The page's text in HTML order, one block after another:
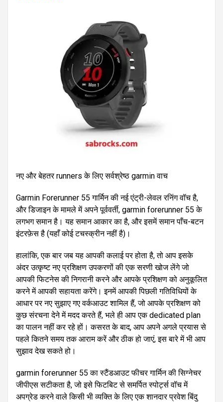
नए और बेहतर runners के लिए सर्वश्रेष्ठ garmin वाच
Garmin Forerunner 55 गार्मिन की नई एंट्री-लेवल रनिंग वॉच है,
और डिजाइन के मामले में अपने पूर्ववर्ती, garmin forerunner 55 के
लगभग समान है। यह समान आकार का है, और इसमें समान पाँच-बटन
इंटरफ़ेस है (यहाँ कोई टचस्क्रीन नहीं है)।
हालांकि, एक बार जब यह आपकी कलाई पर होता है, तो आप इसके
अंदर उत्कृष्ट नए प्रशिक्षण उपकरणों की एक सरणी खोज लेंगे जो
आपकी फिटनेस की निगरानी करने और आपके प्रशिक्षण को अनुकूलित
करने में आपकी सहायता करेंगे। इनमें आपकी पिछली गतिविधियों के
आधार पर नए सुझाए गए वर्कआउट शामिल हैं, जो आपके प्रशिक्षण को
कुछ संरचना देने में मदद करते हैं, भले ही आप एक dedicated plan
का पालन नहीं कर रहे हों। कसरत के बाद, आप अपने अगले प्रयास से
पहले कितने समय तक आराम करें और ठीक हो जाएं, इस बारे में भी आप
सुझाव देख सकते हो।
garmin forerunner 55 का स्टैंडआउट फीचर गार्मिन की सिग्नेचर
जीपीएस सटीकता है, जो इसे फिटबिट से समर्पित स्पोर्ट्स वॉच में
अपग्रेड करने वाले किसी भी व्यक्ति के लिए एक शानदार प्रवेश बिंदु